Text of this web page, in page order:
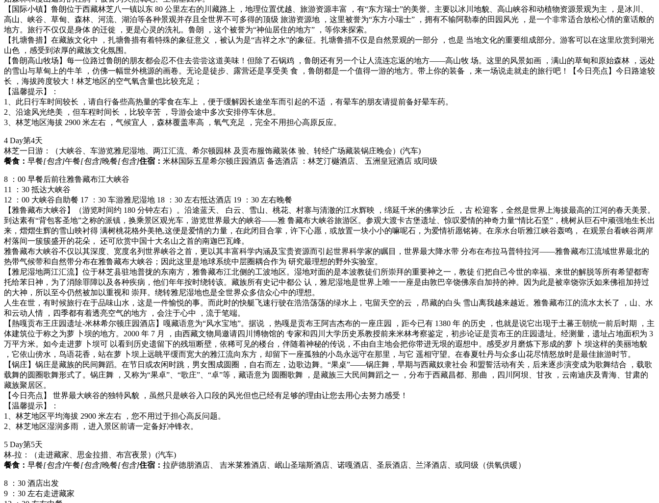
【国际小镇】鲁朗位于西藏林芝八一镇以东 80 公里左右的川藏路上 ，地理位置优越、旅游资源丰富 ，有“东方瑞士”的美誉。主要以冰川地貌、高山峡谷和动植物资源景观为主 ，是冰川、
高山、峡谷、草甸、森林、河流、湖泊等各种景观并存且全世界不可多得的顶级 旅游资源地 ，这里被誉为“东方小瑞士” ，拥有不输阿勒泰的田园风光 ，是一个非常适合放松心情的童话般的
地方。旅行不仅仅是身体 的迁徙 ，更是心灵的洗礼。鲁朗 ，这个被誉为“神仙居住的地方” ，等你来探索。
【扎塘鲁措】在藏族文化中 ，扎塘鲁措有着特殊的象征意义 ，被认为是“吉祥之水”的象征。扎塘鲁措不仅是自然景观的一部分 ，也是 当地文化的重要组成部分。游客可以在这里欣赏到湖光
山色 ，感受到浓厚的藏族文化氛围。
【鲁朗高山牧场】每一位路过鲁朗的朋友都会忍不住去尝尝这道美味！但除了石锅鸡 ，鲁朗还有另一个让人流连忘返的地方——高山牧 场。这里的风景如画 ，满山的草甸和原始森林 ，远处
的雪山与草甸上的牛羊 ，仿佛一幅世外桃源的画卷。无论是徒步、露营还是享受美 食 ，鲁朗都是一个值得一游的地方。带上你的装备 ，来一场说走就走的旅行吧！【今日亮点】今日路途较
长 ，海拔跨度较大！林芝地区的空气氧含量也比较充足；
【温馨提示】：
1、此日行车时间较长 ，请自行备些高热量的零食在车上 ，便于缓解因长途坐车而引起的不适 ，有晕车的朋友请提前备好晕车药。
2、沿途风光绝美 ，但车程时间长 ，比较辛苦 ，导游会途中多次安排停车休息。
3、林芝地区海拔 2900 米左右 ，气候宜人 ，森林覆盖率高 ，氧气充足 ，完全不用担心高原反应。
4 Day第4天
林芝一日游：（大峡谷、车游览雅尼湿地、两江汇流、希尔顿园林 及贡布服饰藏装体 验、转经广场藏装锅庄晚会） (汽车)
餐食： 早餐[包含]午餐[包含]晚餐[包含]住宿： 米林国际五星希尔顿庄园酒店 备选酒店 ：林芝汀樾酒店、 五洲皇冠酒店 或同级
8 ：00 早餐后前往雅鲁藏布江大峡谷
11 ：30 抵达大峡谷
12 ：00 大峡谷自助餐 17 ：30 车游雅尼湿地 18 ：30 左右抵达酒店 19 ：30 左右晚餐
【雅鲁藏布大峡谷】（游览时间约 180 分钟左右）。沿途蓝天、 白云、雪山、桃花、村寨与清澈的江水辉映 ，绵延千米的佛掌沙丘 ，古 松迎客，全然是世界上海拔最高的江河的春天美景。
到达素有“背包客圣地”之称的派镇，换乘景区观光车，游览世界最大的峡谷——雅 鲁藏布大峡谷旅游区。参观大渡卡古堡遗址、惊叹爱情的神奇力量“情比石坚”，桃树从巨石中顽强地生长出
来，熠熠生辉的雪山映衬得 满树桃花格外美艳,这便是爱情的力量，在此闭目合掌，许下心愿，或放置一块小小的嘛呢石，为爱情祈愿铭祷。在亲水台听雅江峡谷轰鸣， 在观景台看峡谷两岸
村落间一簇簇盛开的花朵， 还可欣赏中国十大名山之首的南迦巴瓦峰。
雅鲁藏布大峡谷不仅以其深度、宽度名列世界峡谷之首，更以其丰富科学内涵及宝贵资源而引起世界科学家的瞩目，世界最大降水带 分布在布拉马普特拉河——雅鲁藏布江流域世界最北的
热带气候带和自然带分布在雅鲁藏布大峡谷；因此这里是地球系统中层圈耦合作为 研究最理想的野外实验室。
【雅尼湿地两江汇流】位于林芝县驻地普拢的东南方，雅鲁藏布江北侧的工波地区。湿地对面的是本波教徒们所崇拜的重要神之一，教徒 们把自己今世的幸福、来世的解脱等所有希望都寄
托给苯日神，为了消除罪障以及各种疾病，他们年年按时绕转该。藏族所有史记中都公 认，雅尼湿地是世界上唯一一座是由敦巴辛饶佛亲自加持的神。因为此是被幸饶弥沃如来佛祖加持过
的大神，所以至今仍然被加以重视和 崇拜。绕转雅尼湿地也是全世界众多信众心中的理想。
人生在世，有时候旅行在于品味山水，这是一件愉悦的事。而此时的快艇飞速行驶在浩浩荡荡的绿水上，屯留天空的云 ，昂藏的白头 雪山离我越来越近。雅鲁藏布江的流水太长了 ，山、水
和云动人情 ，四季都有着透亮空气的地方 ，会注于心中 ，流于笔端。
【熱嘎贡布王庄园遗址-米林希尔顿庄园酒店】嘎藏语意为“风水宝地”。据说 ，热嘎是贡布王阿吉杰布的一座庄园 ，距今已有 1380 年 的历史 ，也就是说它出现于土蕃王朝统一前后时期 ，主
体建筑位于称之为萝 卜坝的地方。2000 年 7 月 ，由西藏文物局邀请四川博物馆的 专家和四川大学历史系教授前来米林考察鉴定，初步论证是贡布王的庄园遗址。经测量，遗址占地面积为 3
万平方米。如今走进萝 卜坝可 以看到历史遗留下的残垣断壁，依稀可见的楼台，伴随着神秘的传说，不由自主地会把你带进无垠的遐想中。感受岁月磨炼下形成的萝 卜 坝这样的美丽地貌
，它依山傍水，鸟语花香，站在萝 卜坝上远眺平缓而宽大的雅江流向东方，却留下一座孤独的小岛永远守在那里，与它 遥相守望。在春夏牡丹与众多山花尽情怒放时是最佳旅游时节。
【锅庄】锅庄是藏族的民间舞蹈。在节日或农闲时跳，男女围成圆圈 ，自右而左，边歌边舞。“果桌”——锅庄舞，早期与西藏奴隶社会 和盟誓活动有关，后来逐步演变成为歌舞结合 ，载歌
载舞的圆圈歌舞形式了。锅庄舞 ，又称为“果卓”、“歌庄”、“卓”等，藏语意为 圆圈歌舞 ，是藏族三大民间舞蹈之一 ，分布于西藏昌都、那曲 ，四川阿坝、甘孜 ，云南迪庆及青海、甘肃的
藏族聚居区。
【今日亮点】 世界最大峡谷的独特风貌 ，虽然只是峡谷入口段的风光但也已经有足够的理由让您去用心去努力感受！
【温馨提示】：
1、林芝地区平均海拔 2900 米左右 ，您不用过于担心高反问题。
2、林芝地区湿润多雨 ，进入景区前请一定备好冲锋衣。
5 Day第5天
林-拉：（走进藏家、思金拉措、布宫夜景） (汽车)
餐食： 早餐[包含]午餐[包含]晚餐[包含]住宿： 拉萨德朋酒店、 吉米莱雅酒店、岷山圣瑞斯酒店、诺嘎酒店、圣辰酒店、兰泽酒店、或同级（供氧供暖）
8 ：30 酒店出发
9 ：30 左右走进藏家